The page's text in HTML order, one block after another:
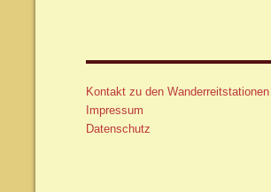
Kontakt zu den Wanderreitstationen
Impressum
Datenschutz